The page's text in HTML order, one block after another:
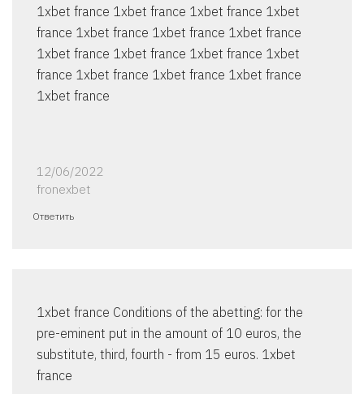
1xbet france 1xbet france 1xbet france 1xbet
france 1xbet france 1xbet france 1xbet france
1xbet france 1xbet france 1xbet france 1xbet
france 1xbet france 1xbet france 1xbet france
1xbet france
12/06/2022
fronexbet
Ответить
1xbet france Conditions of the abetting: for the
pre-eminent put in the amount of 10 euros, the
substitute, third, fourth - from 15 euros. 1xbet
france